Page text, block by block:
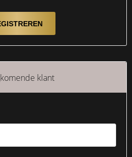
klant